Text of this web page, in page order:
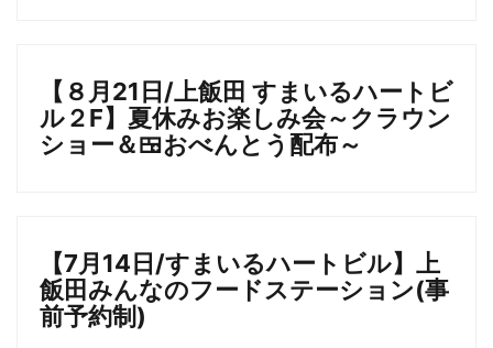
【８月21日/上飯田 すまいるハートビ
ル２F】夏休みお楽しみ会～クラウン
ショー＆🍱おべんとう配布～
【7月14日/すまいるハートビル】上
飯田みんなのフードステーション(事
前予約制)